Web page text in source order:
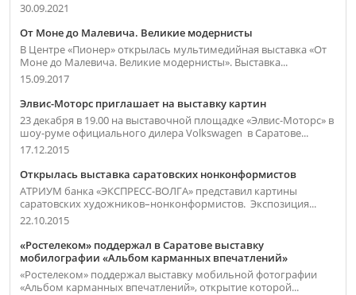
30.09.2021
От Моне до Малевича. Великие модернисты
В Центре «Пионер» открылась мультимедийная выставка «От
Моне до Малевича. Великие модернисты». Выставка...
15.09.2017
Элвис-Моторс приглашает на выставку картин
23 декабря в 19.00 на выставочной площадке «Элвис-Моторс» в
шоу-руме официального дилера Volkswagen в Саратове...
17.12.2015
Открылась выставка саратовских нонконформистов
АТРИУМ банка «ЭКСПРЕСС-ВОЛГА» представил картины
саратовских художников–нонконформистов. Экспозиция...
22.10.2015
«Ростелеком» поддержал в Саратове выставку
мобилографии «Альбом карманных впечатлений»
«Ростелеком» поддержал выставку мобильной фотографии
«Альбом карманных впечатлений», открытие которой...